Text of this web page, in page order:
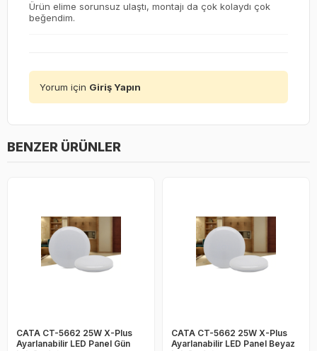
Ürün elime sorunsuz ulaştı, montajı da çok kolaydı çok
beğendim.
Yorum için Giriş Yapın
BENZER ÜRÜNLER
CATA CT-5662 25W X-Plus
Ayarlanabilir LED Panel Gün
CATA CT-5662 25W X-Plus
Ayarlanabilir LED Panel Beyaz